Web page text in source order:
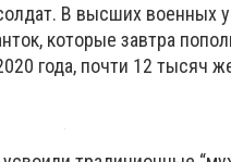
В высших военных
которые завтра
года, почти 12 тысяч